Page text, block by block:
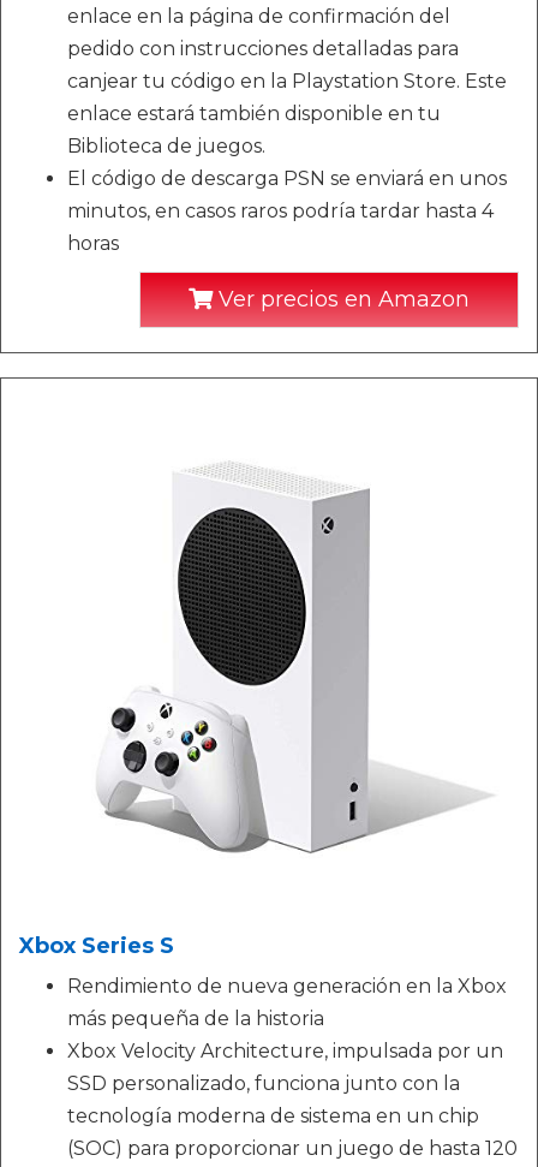
enlace en la página de confirmación del
pedido con instrucciones detalladas para
canjear tu código en la Playstation Store. Este
enlace estará también disponible en tu
Biblioteca de juegos.
El código de descarga PSN se enviará en unos
minutos, en casos raros podría tardar hasta 4
horas
Ver precios en Amazon
Xbox Series S
Rendimiento de nueva generación en la Xbox
más pequeña de la historia
Xbox Velocity Architecture, impulsada por un
SSD personalizado, funciona junto con la
tecnología moderna de sistema en un chip
(SOC) para proporcionar un juego de hasta 120